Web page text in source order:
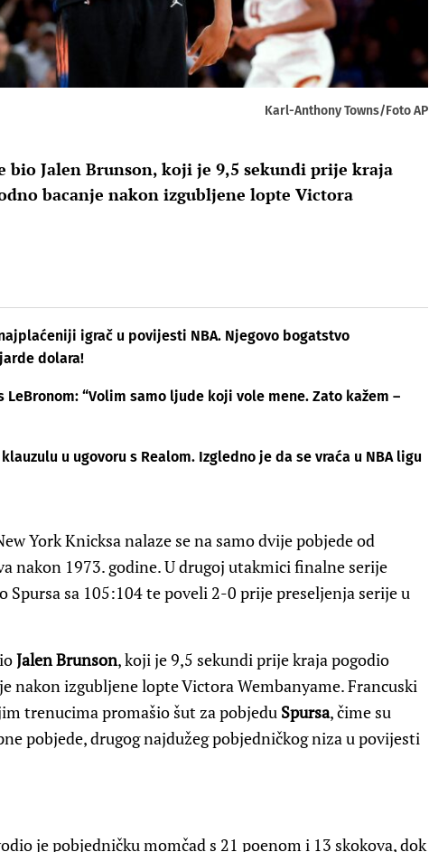
Karl-Anthony Towns/Foto AP
bio Jalen Brunson, koji je 9,5 sekundi prije kraja
bacanje nakon izgubljene lopte Victora
igrač u povijesti NBA. Njegovo bogatstvo
dolara!
LeBronom: “Volim samo ljude koji vole mene. Zato kažem –
u ugovoru s Realom. Izgledno je da se vraća u NBA ligu
York Knicksa nalaze se na samo dvije pobjede od
nakon 1973. godine. U drugoj utakmici finalne serije
sa 105:104 te poveli 2-0 prije preseljenja serije u
Jalen Brunson, koji je 9,5 sekundi prije kraja pogodio
nakon izgubljene lopte Victora Wembanyame. Francuski
trenucima promašio šut za pobjedu Spursa, čime su
pobjede, drugog najdužeg pobjedničkog niza u povijesti
je pobjedničku momčad s 21 poenom i 13 skokova, dok